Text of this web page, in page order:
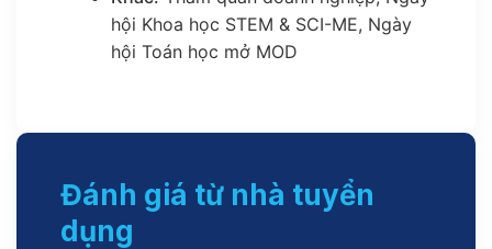
hội Khoa học STEM & SCI-ME, Ngày
hội Toán học mở MOD
Đánh giá từ nhà tuyển
dụng